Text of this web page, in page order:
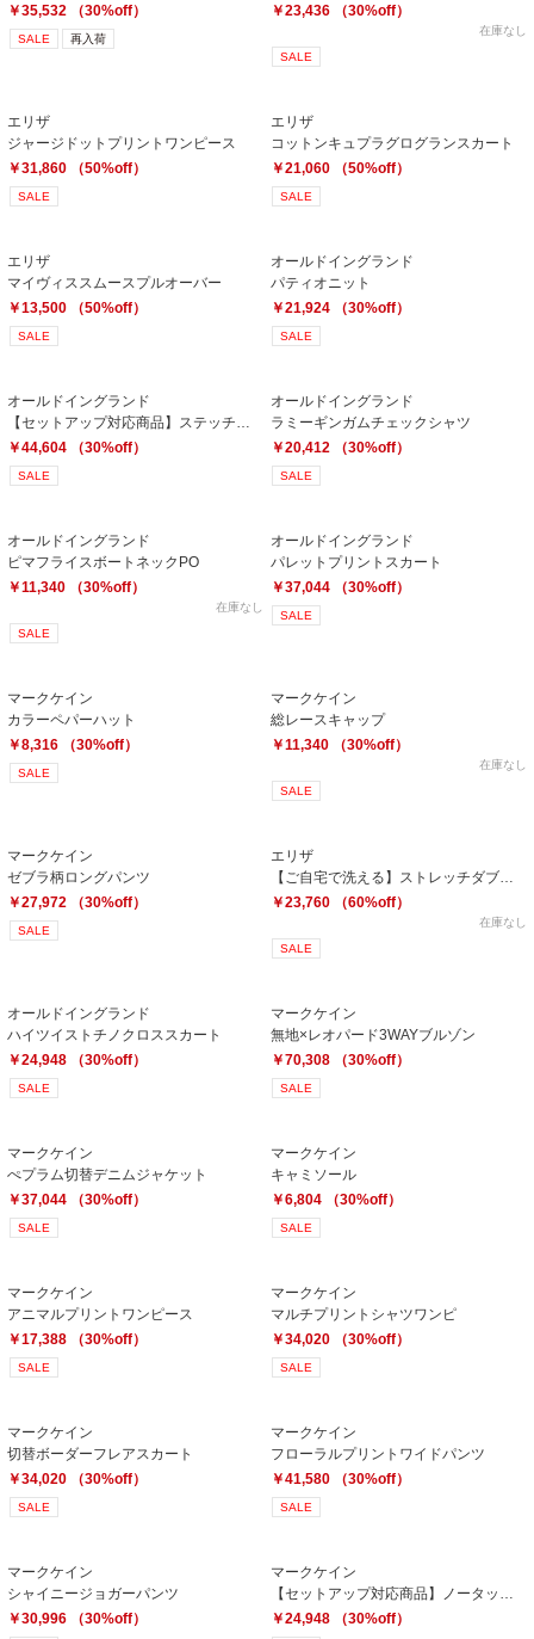
￥35,532 （30%off）
SALE 再入荷
￥23,436 （30%off）
在庫なし
SALE
エリザ
ジャージドットプリントワンピース
￥31,860 （50%off）
SALE
エリザ
コットンキュプラグログランスカート
￥21,060 （50%off）
SALE
エリザ
マイヴィススムースプルオーバー
￥13,500 （50%off）
SALE
オールドイングランド
パティオニット
￥21,924 （30%off）
SALE
オールドイングランド
￥44,604 （30%off）
SALE
オールドイングランド
ラミーギンガムチェックシャツ
￥20,412 （30%off）
SALE
オールドイングランド
ピマフライスボートネックPO
￥11,340 （30%off）
在庫なし
SALE
オールドイングランド
パレットプリントスカート
￥37,044 （30%off）
SALE
マークケイン
カラーペパーハット
￥8,316 （30%off）
SALE
マークケイン
総レースキャップ
￥11,340 （30%off）
在庫なし
SALE
マークケイン
ゼブラ柄ロングパンツ
￥27,972 （30%off）
SALE
エリザ
【ご自宅で洗える】ストレッチダブルクロスワンピース
￥23,760 （60%off）
在庫なし
SALE
オールドイングランド
ハイツイストチノクロススカート
￥24,948 （30%off）
SALE
マークケイン
無地×レオパード3WAYブルゾン
￥70,308 （30%off）
SALE
マークケイン
ぺプラム切替デニムジャケット
￥37,044 （30%off）
SALE
マークケイン
キャミソール
￥6,804 （30%off）
SALE
マークケイン
アニマルプリントワンピース
￥17,388 （30%off）
SALE
マークケイン
マルチプリントシャツワンピ
￥34,020 （30%off）
SALE
マークケイン
切替ボーダーフレアスカート
￥34,020 （30%off）
SALE
マークケイン
フローラルプリントワイドパンツ
￥41,580 （30%off）
SALE
マークケイン
シャイニージョガーパンツ
￥30,996 （30%off）
マークケイン
￥24,948 （30%off）